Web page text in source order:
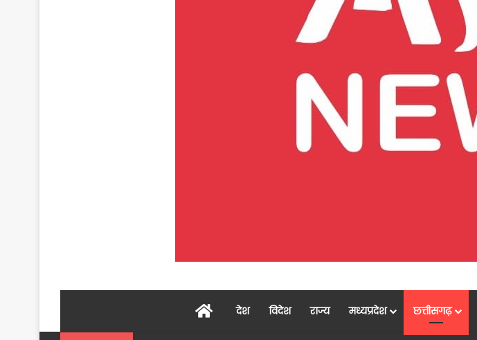
Homeदेश विदेश राज्य मध्यप्रदेश छत्तीसगढ़